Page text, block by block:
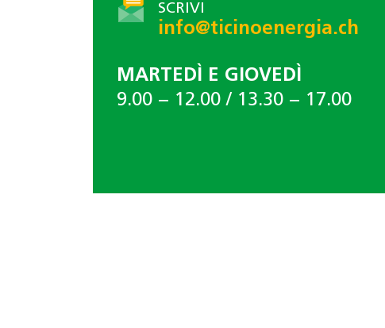
SCRIVI
info@ticinoenergia.ch
MARTEDÌ E GIOVEDÌ
9.00 − 12.00 / 13.30 − 17.00